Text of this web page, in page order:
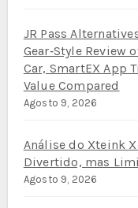
JR Pass
Gear‑Style Review
Car, SmartEX App
Value Compared
Agosto 9, 2026
Análise do Xteink
Divertido, mas
Agosto 9, 2026